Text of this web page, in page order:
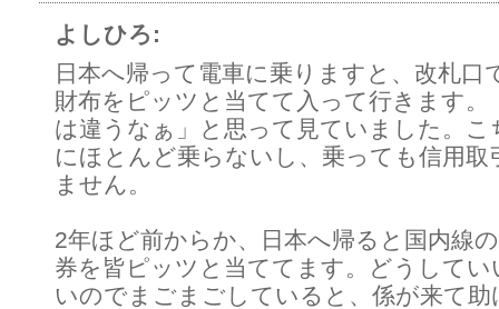
よしひろ:
日本へ帰って電車に乗りますと、改札口
財布をピッツと当てて入って行きます。
は違うなぁ」と思って見ていました。こ
にほとんど乗らないし、乗っても信用取
ません。
2年ほど前からか、日本へ帰ると国内線
券を皆ピッツと当ててます。どうして
いのでまごまごしていると、係が来て